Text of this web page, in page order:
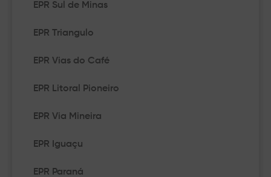
EPR Sul de Minas
EPR Triangulo
EPR Vias do Café
EPR Litoral Pioneiro
EPR Via Mineira
EPR Iguaçu
EPR Paraná